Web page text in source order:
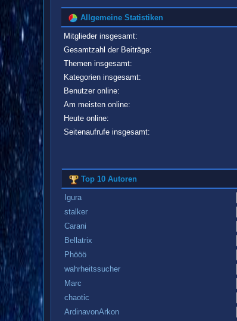
Allgemeine Statistiken
Mitglieder insgesamt:
Gesamtzahl der Beiträge:
Themen insgesamt:
Kategorien insgesamt:
Benutzer online:
Am meisten online:
Heute online:
Seitenaufrufe insgesamt:
Top 10 Autoren
Igura
stalker
Carani
Bellatrix
Phööö
wahrheitssucher
Marc
chaotic
ArdinavonArkon